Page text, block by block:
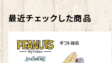
最近チェックした商品